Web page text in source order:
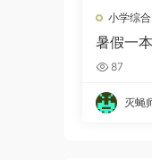
小学综合
暑假一
87
灭蝇